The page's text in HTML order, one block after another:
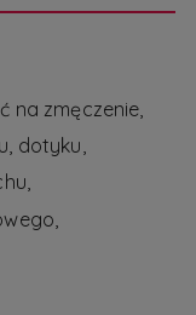
na zmęczenie,
dotyku,